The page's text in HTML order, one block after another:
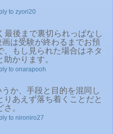
to zyori20
最後まで裏切られっぱなし
は受験が終わるまでお預
、もし見られた場合はネタ
かります。
to onarapooh
うか、手段と目的を混同し
りあえず落ち着くことだと
。
to nironiro27